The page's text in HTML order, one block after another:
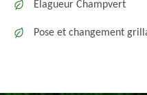
Elagueur Champvert
Pose et changement